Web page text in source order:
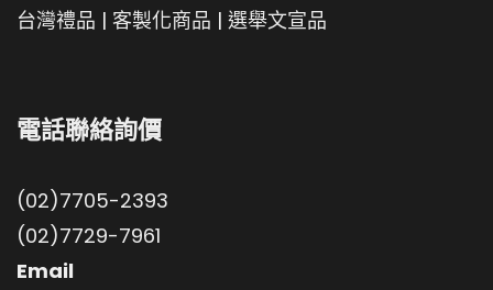
台灣禮品 | 客製化商品 | 選舉文宣品
電話聯絡詢價
(02)7705-2393
(02)7729-7961
Email